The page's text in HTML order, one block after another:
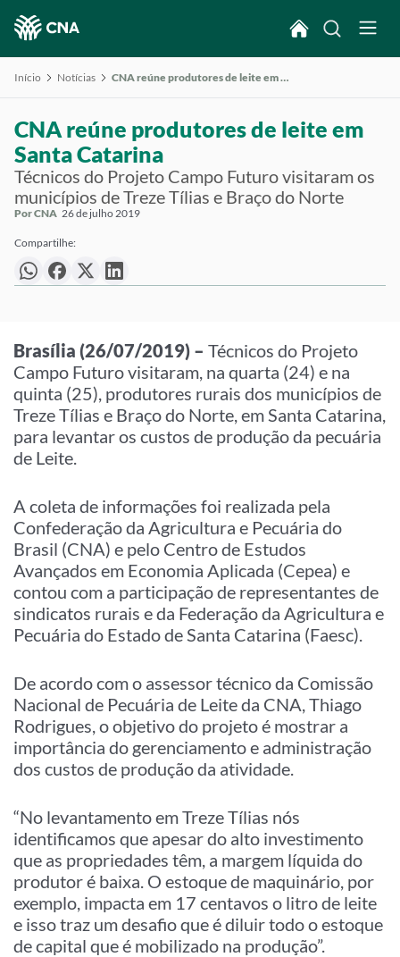
Início Notícias CNA reúne produtores de leite em Santa Catarina
CNA reúne produtores de leite em
Santa Catarina
Técnicos do Projeto Campo Futuro visitaram os
municípios de Treze Tílias e Braço do Norte
Por CNA 26 de julho 2019
Compartilhe:
Brasília (26/07/2019) – Técnicos do Projeto
Campo Futuro visitaram, na quarta (24) e na
quinta (25), produtores rurais dos municípios de
Treze Tílias e Braço do Norte, em Santa Catarina,
para levantar os custos de produção da pecuária
de Leite.
A coleta de informações foi realizada pela
Confederação da Agricultura e Pecuária do
Brasil (CNA) e pelo Centro de Estudos
Avançados em Economia Aplicada (Cepea) e
contou com a participação de representantes de
sindicatos rurais e da Federação da Agricultura e
Pecuária do Estado de Santa Catarina (Faesc).
De acordo com o assessor técnico da Comissão
Nacional de Pecuária de Leite da CNA, Thiago
Rodrigues, o objetivo do projeto é mostrar a
importância do gerenciamento e administração
dos custos de produção da atividade.
“No levantamento em Treze Tílias nós
identificamos que apesar do alto investimento
que as propriedades têm, a margem líquida do
produtor é baixa. O estoque de maquinário, por
exemplo, impacta em 17 centavos o litro de leite
e isso traz um desafio que é diluir todo o estoque
de capital que é mobilizado na produção”.